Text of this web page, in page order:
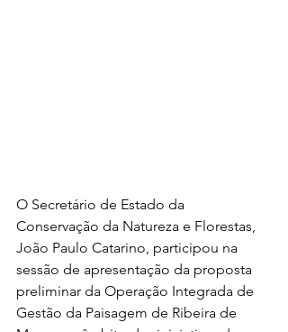
O Secretário de Estado da
Conservação da Natureza e Florestas,
João Paulo Catarino, participou na
sessão de apresentação da proposta
preliminar da Operação Integrada de
Gestão da Paisagem de Ribeira de